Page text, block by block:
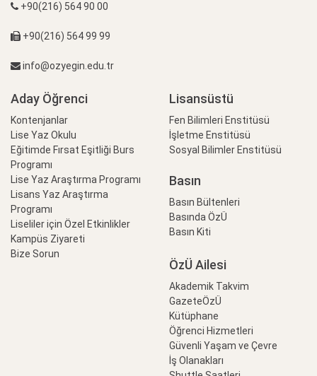
+90(216) 564 90 00
+90(216) 564 99 99
info@ozyegin.edu.tr
Aday Öğrenci
Kontenjanlar
Lise Yaz Okulu
Eğitimde Fırsat Eşitliği Burs
Programı
Lise Yaz Araştırma Programı
Lisans Yaz Araştırma
Programı
Liseliler için Özel Etkinlikler
Kampüs Ziyareti
Bize Sorun
Lisansüstü
Fen Bilimleri Enstitüsü
İşletme Enstitüsü
Sosyal Bilimler Enstitüsü
Basın
Basın Bültenleri
Basında ÖzÜ
Basın Kiti
ÖzÜ Ailesi
Akademik Takvim
GazeteÖzÜ
Kütüphane
Öğrenci Hizmetleri
Güvenli Yaşam ve Çevre
İş Olanakları